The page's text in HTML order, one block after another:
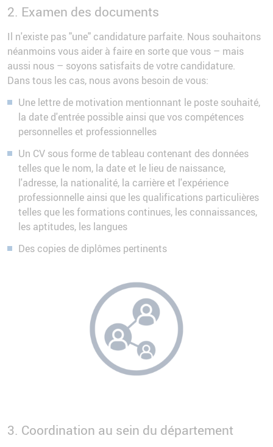
2. Examen des documents
Il n'existe pas "une" candidature parfaite. Nous souhaitons
néanmoins vous aider à faire en sorte que vous – mais
aussi nous – soyons satisfaits de votre candidature.
Dans tous les cas, nous avons besoin de vous:
Une lettre de motivation mentionnant le poste souhaité,
la date d'entrée possible ainsi que vos compétences
personnelles et professionnelles
Un CV sous forme de tableau contenant des données
telles que le nom, la date et le lieu de naissance,
l'adresse, la nationalité, la carrière et l'expérience
professionnelle ainsi que les qualifications particulières
telles que les formations continues, les connaissances,
les aptitudes, les langues
Des copies de diplômes pertinents
3. Coordination au sein du département